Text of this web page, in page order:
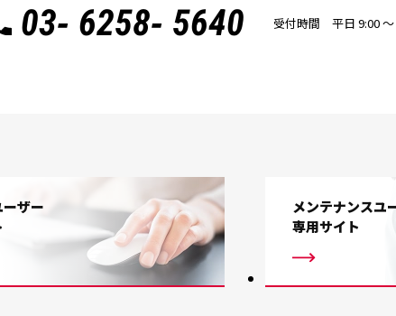
03- 6258- 5640 受付時間 平日 9:00 〜
ザー
メンテナンスユ
専用サイト